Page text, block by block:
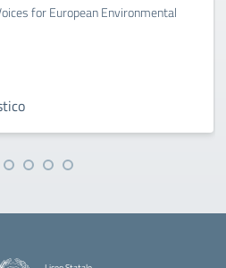
for European Environmental